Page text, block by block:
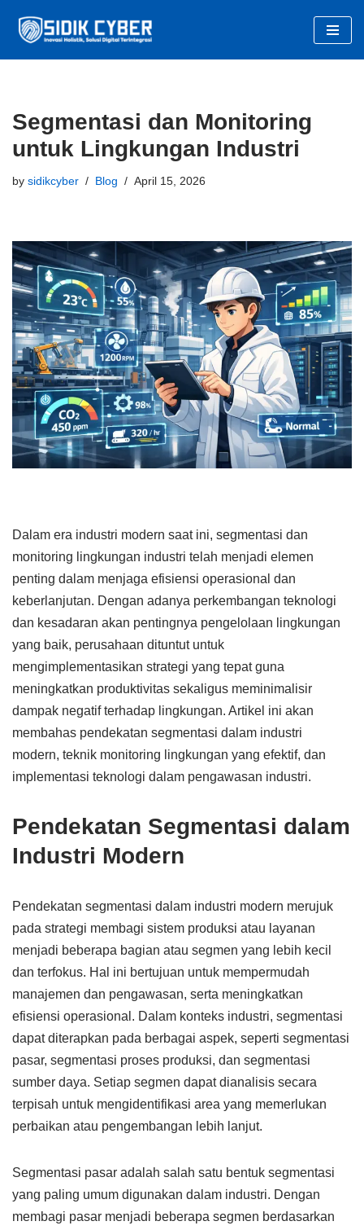
Skip
Segmentasi dan Monitoring
untuk Lingkungan Industri
by sidikcyber Blog April 15, 2026
Dalam era industri modern saat ini, segmentasi dan
monitoring lingkungan industri telah menjadi elemen
penting dalam menjaga efisiensi operasional dan
keberlanjutan. Dengan adanya perkembangan teknologi
dan kesadaran akan pentingnya pengelolaan lingkungan
yang baik, perusahaan dituntut untuk
mengimplementasikan strategi yang tepat guna
meningkatkan produktivitas sekaligus meminimalisir
dampak negatif terhadap lingkungan. Artikel ini akan
membahas pendekatan segmentasi dalam industri
modern, teknik monitoring lingkungan yang efektif, dan
implementasi teknologi dalam pengawasan industri.
Pendekatan Segmentasi dalam
Industri Modern
Pendekatan segmentasi dalam industri modern merujuk
pada strategi membagi sistem produksi atau layanan
menjadi beberapa bagian atau segmen yang lebih kecil
dan terfokus. Hal ini bertujuan untuk mempermudah
manajemen dan pengawasan, serta meningkatkan
efisiensi operasional. Dalam konteks industri, segmentasi
dapat diterapkan pada berbagai aspek, seperti segmentasi
pasar, segmentasi proses produksi, dan segmentasi
sumber daya. Setiap segmen dapat dianalisis secara
terpisah untuk mengidentifikasi area yang memerlukan
perbaikan atau pengembangan lebih lanjut.
Segmentasi pasar adalah salah satu bentuk segmentasi
yang paling umum digunakan dalam industri. Dengan
membagi pasar menjadi beberapa segmen berdasarkan